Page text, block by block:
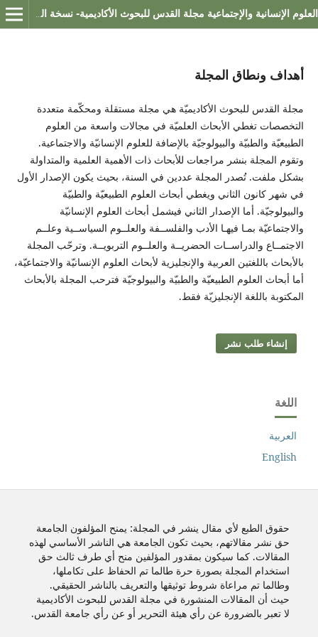
أهداف ونطاق المجلة
مجلة القدس للبحوث الأكاديميّة هي مجلة مستقلة ومحكّمة متعددة
التخصصات تغطي الأبحاث العلميّة في مجالات واسعة من العلوم
الطبيعيّة والطبيّة والبيولوجيّة بالإضافة للعلوم الإنسانيّة والاجتماعية.
وتقوم المجلة بنشر مراجعات للأبحاث ذات الأهمية العلمية والمتداولة
بشكل ملفت. تُصدر المجلة عددين في السنة، بحيث يكون الإصدار الأول
في شهر كانون الثاني ويغطي أبحاث العلوم الطبيعيّة والطبيّة
والبيولوجيّة. أما الإصدار الثاني فيشمل أبحاث العلوم الإنسانيّة
والاجتماعيّة بمـا فيهـا الأدب والفلســفة والعلــوم السياســية وعلــم
الاجتمــاع والدراســات الحضريــة والعلــوم التربويــة. وترحّب المجلة
بالأبحاث باللغتين العربية والإنجليزية لأبحاث العلوم الإنسانيّة والاجتماعيّة،
أما أبحاث العلوم الطبيعيّة والطبيّة والبيولوجيّة فترحب المجلة بالأبحاث
المكتوبة باللغة الإنجليزيّة فقط.
إنشاء طلب نشر
اللغة
العربية
English
حقوق الطبع لأي مقال ينشر في المجلة: يمنح المؤلفون الجامعة
حق نشر مقالاتهم، بحيث تكون الجامعة هي الناشر الأساسي لهذه
المقالات. كما سيكون بمقدور المؤلفين منح أي طرف ثالث حق
استخدام المجلة بصورة حرة طالما تم الحفاظ على تكاملها،
وطالما تم مراعاة شروط توثيقها والتعريف بالناشر الحقيقي.
حيث أن المقالات المنشورة في مجلة القدس للبحوث الأكاديمية
لا تعبر بالضرورة عن رأي هيئة التحرير أو عن رأي جامعة القدس.